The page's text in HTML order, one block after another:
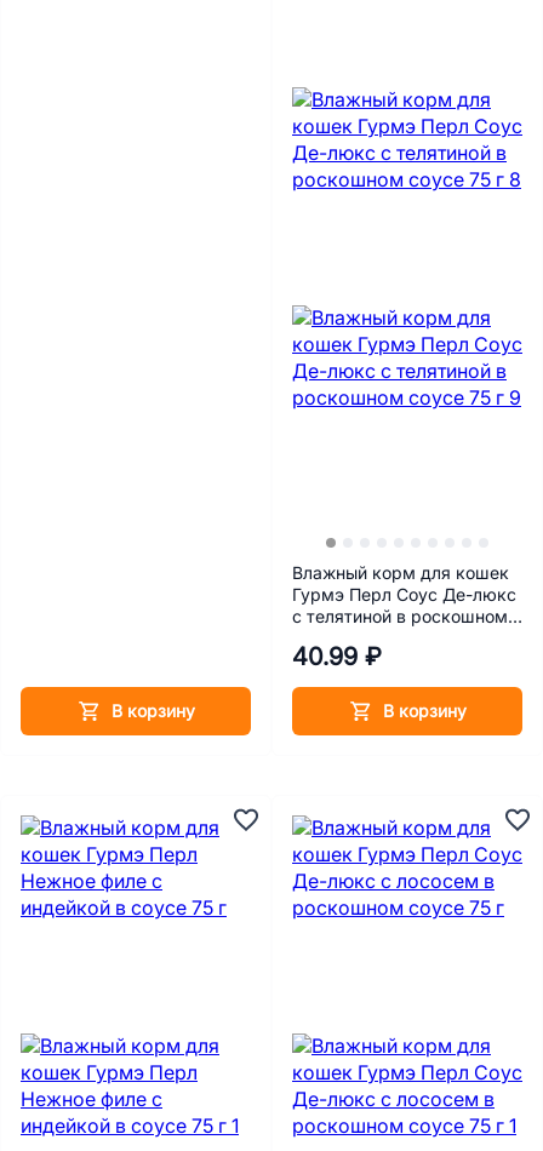
В корзину
Влажный корм для кошек
Гурмэ Перл Соус Де-люкс
с телятиной в роскошном
40.99 ₽
В корзину